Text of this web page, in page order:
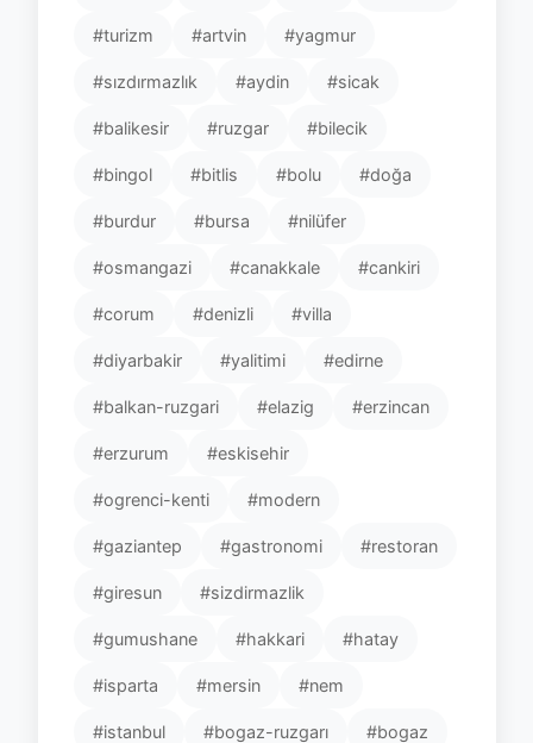
#turizm #artvin #yagmur
#sızdırmazlık #aydin #sicak
#balikesir #ruzgar #bilecik
#bingol #bitlis #bolu #doğa
#burdur #bursa #nilüfer
#osmangazi #canakkale #cankiri
#corum #denizli #villa
#diyarbakir #yalitimi #edirne
#balkan-ruzgari #elazig #erzincan
#erzurum #eskisehir
#ogrenci-kenti #modern
#gaziantep #gastronomi #restoran
#giresun #sizdirmazlik
#gumushane #hakkari #hatay
#isparta #mersin #nem
#istanbul #bogaz-ruzgarı #bogaz